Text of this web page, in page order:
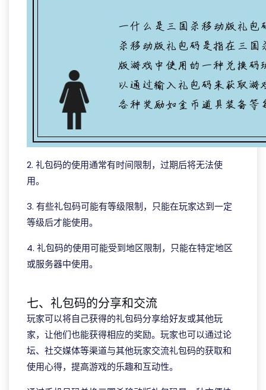
2. 礼包码的使用通常有时间限制，过期后将无法使
用。
3. 有些礼包码可能有等级限制，只能在玩家达到一定
等级后才能使用。
4. 礼包码的使用可能受到地区限制，只能在特定地区
或服务器中使用。
七、礼包码的分享和交流
玩家可以将自己获得的礼包码分享给好友或其他玩
家，让他们也能获得相应的奖励。玩家也可以通过论
坛、社交媒体等渠道与其他玩家交流礼包码的获取和
使用心得，提高游戏的乐趣和互动性。